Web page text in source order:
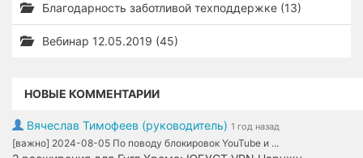
Благодарность заботливой техподдержке (13)
Вебинар 12.05.2019 (45)
НОВЫЕ КОММЕНТАРИИ
Вячеслав Тимофеев (руководитель) 1 год назад
[важно] 2024-08-05 По поводу блокировок YouTube и ...